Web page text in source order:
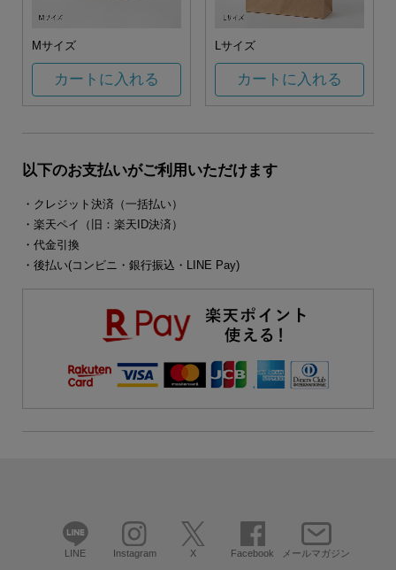
Mサイズ
カートに入れる
Lサイズ
カートに入れる
以下のお支払いがご利用いただけます
・クレジット決済（一括払い）
・楽天ペイ（旧：楽天ID決済）
・代金引換
・後払い(コンビニ・銀行振込・LINE Pay)
LINE Instagram X Facebook メールマガジン